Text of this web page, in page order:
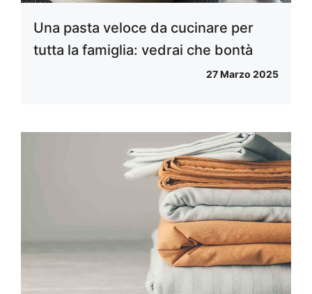
Una pasta veloce da cucinare per
tutta la famiglia: vedrai che bontà
27 Marzo 2025